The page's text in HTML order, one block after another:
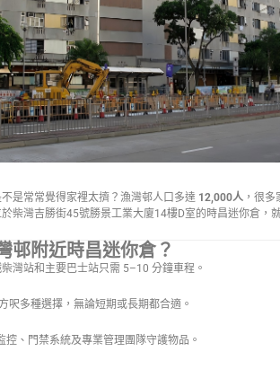
是常常覺得家裡太擠？漁灣邨人口多達 12,000人 ，很
柴灣吉勝街45號勝景工業大廈14樓D室的時昌迷你倉，
邨附近時昌迷你倉？
柴灣站和主要巴士站只需 5–10 分鐘車程。
呎多種選擇，無論短期或長期都合適。
控、門禁系統及專業管理團隊守護物品。